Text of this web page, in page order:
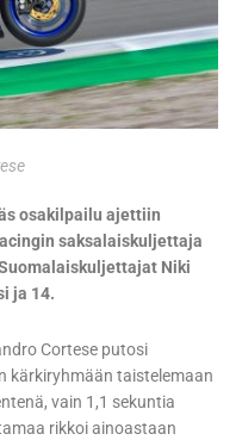
osakilpailu ajettiin
saksalaiskuljettaja
Niki
ja 14.
Cortese putosi
kärkiryhmään taistelemaan
vain 1,1 sekuntia
rikkoi ainoastaan